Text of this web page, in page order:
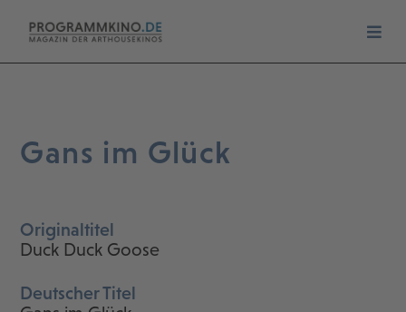
Gans im Glück
Originaltitel
Duck Duck Goose
Deutscher Titel